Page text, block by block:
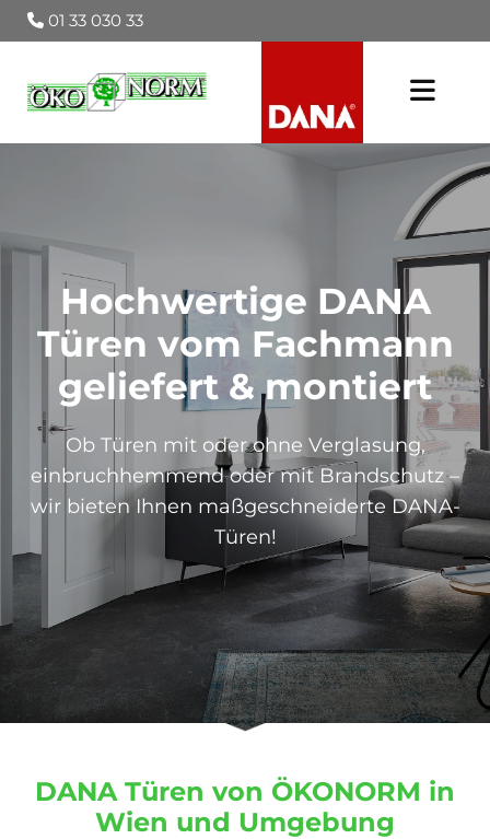
 01 33 030 33
Hochwertige DANA
Türen vom Fachmann
geliefert & montiert
Ob Türen mit oder ohne Verglasung,
einbruchhemmend oder mit Brandschutz –
wir bieten Ihnen maßgeschneiderte DANA-
Türen!
DANA Türen von ÖKONORM in
Wien und Umgebung